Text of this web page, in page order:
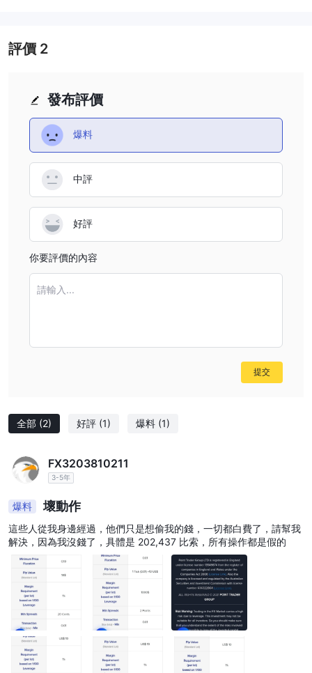
全部 (2) 好評 (1) 爆料 (1)
FX3203810211
3-5年
爆料 壞動作
這些人從我身邊經過，他們只是想偷我的錢，一切都白費了，請幫我
解決，因為我沒錢了，具體是 202,437 比索，所有操作都是假的
發布評價
爆料
中評
好評
你要評價的內容
請輸入...
提交
評價 2